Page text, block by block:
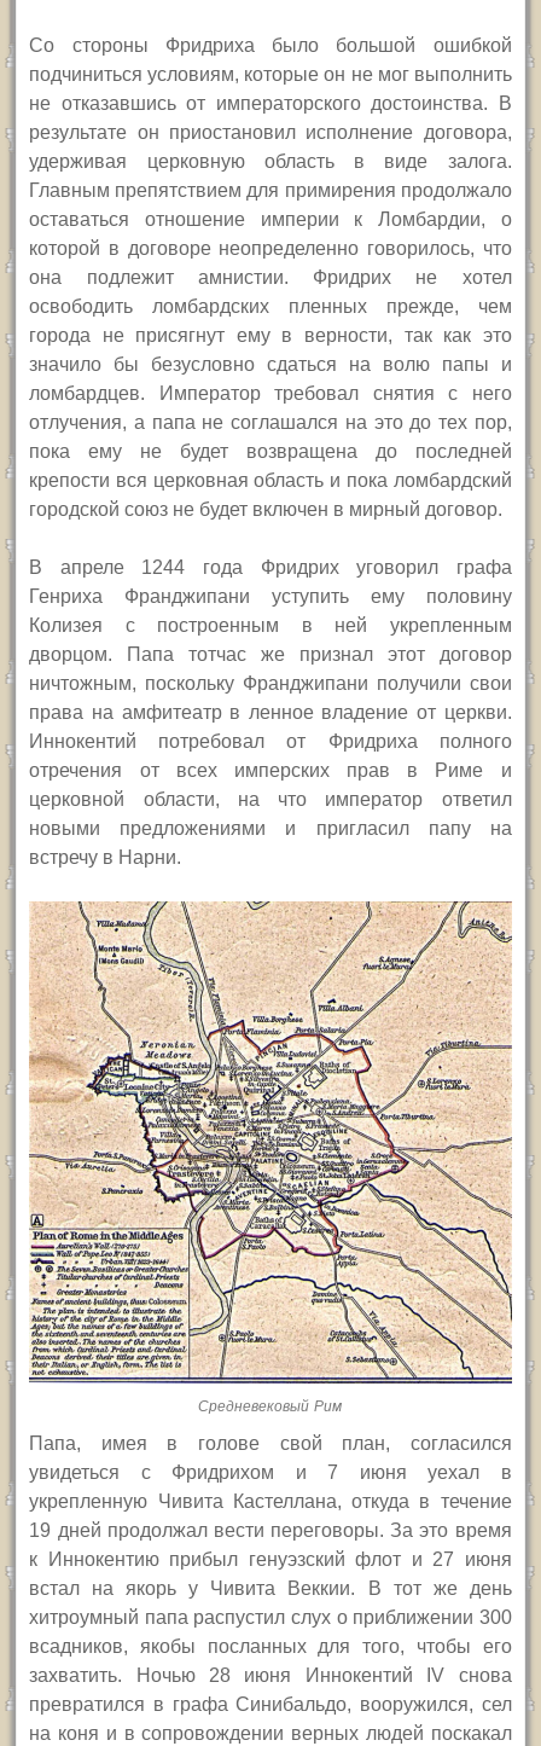
Со стороны Фридриха было большой ошибкой
подчиниться условиям, которые он не мог выполнить
не отказавшись от императорского достоинства. В
результате он приостановил исполнение договора,
удерживая церковную область в виде залога.
Главным препятствием для примирения продолжало
оставаться отношение империи к Ломбардии, о
которой в договоре неопределенно говорилось, что
она подлежит амнистии. Фридрих не хотел
освободить ломбардских пленных прежде, чем
города не присягнут ему в верности, так как это
значило бы безусловно сдаться на волю папы и
ломбардцев. Император требовал снятия с него
отлучения, а папа не соглашался на это до тех пор,
пока ему не будет возвращена до последней
крепости вся церковная область и пока ломбардский
городской союз не будет включен в мирный договор.
В апреле 1244 года Фридрих уговорил графа
Генриха Франджипани уступить ему половину
Колизея с построенным в ней укрепленным
дворцом. Папа тотчас же признал этот договор
ничтожным, поскольку Франджипани получили свои
права на амфитеатр в ленное владение от церкви.
Иннокентий потребовал от Фридриха полного
отречения от всех имперских прав в Риме и
церковной области, на что император ответил
новыми предложениями и пригласил папу на
встречу в Нарни.
Средневековый Рим
Папа, имея в голове свой план, согласился
увидеться с Фридрихом и 7 июня уехал в
укрепленную Чивита Кастеллана, откуда в течение
19 дней продолжал вести переговоры. За это время
к Иннокентию прибыл генуэзский флот и 27 июня
встал на якорь у Чивита Веккии. В тот же день
хитроумный папа распустил слух о приближении 300
всадников, якобы посланных для того, чтобы его
захватить. Ночью 28 июня Иннокентий
IV снова
превратился в графа Синибальдо, вооружился, сел
на коня и в сопровождении верных людей поскакал